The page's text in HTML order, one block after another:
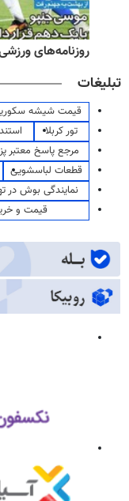
روزنامه‌های ورزشی شنبه ۱۷
تبلیغات
قیمت شیشه
تور کربلا
مرجع پاسخ معتبر
قطعات لباسشویی
نمایندگی بوش در
قیمت و